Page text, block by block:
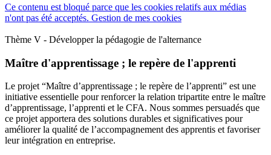
Ce contenu est bloqué parce que les cookies relatifs aux médias
n'ont pas été acceptés. Gestion de mes cookies
Thème V - Développer la pédagogie de l'alternance
Maître d'apprentissage ; le repère de l'apprenti
Le projet “Maître d’apprentissage ; le repère de l’apprenti” est une
initiative essentielle pour renforcer la relation tripartite entre le maître
d’apprentissage, l’apprenti et le CFA. Nous sommes persuadés que
ce projet apportera des solutions durables et significatives pour
améliorer la qualité de l’accompagnement des apprentis et favoriser
leur intégration en entreprise.